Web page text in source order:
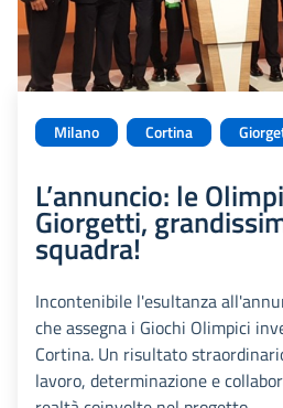
Milano Cortina
L’annuncio: le
Giorgetti,
squadra!
Incontenibile l'esultanza
che assegna i Giochi Olimpici
Cortina. Un risultato
lavoro, determinazione e